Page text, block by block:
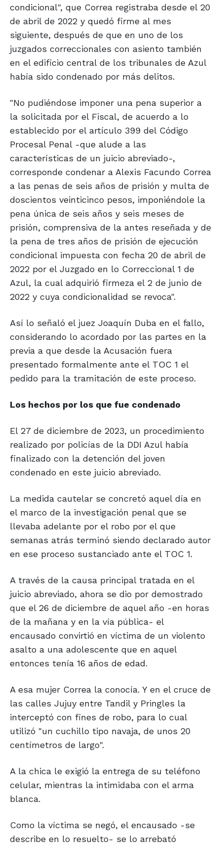
condicional", que Correa registraba desde el 20
de abril de 2022 y quedó firme al mes
siguiente, después de que en uno de los
juzgados correccionales con asiento también
en el edificio central de los tribunales de Azul
había sido condenado por más delitos.
"No pudiéndose imponer una pena superior a
la solicitada por el Fiscal, de acuerdo a lo
establecido por el artículo 399 del Código
Procesal Penal -que alude a las
características de un juicio abreviado-,
corresponde condenar a Alexis Facundo Correa
a las penas de seis años de prisión y multa de
doscientos veinticinco pesos, imponiéndole la
pena única de seis años y seis meses de
prisión, comprensiva de la antes reseñada y de
la pena de tres años de prisión de ejecución
condicional impuesta con fecha 20 de abril de
2022 por el Juzgado en lo Correccional 1 de
Azul, la cual adquirió firmeza el 2 de junio de
2022 y cuya condicionalidad se revoca".
Así lo señaló el juez Joaquín Duba en el fallo,
considerando lo acordado por las partes en la
previa a que desde la Acusación fuera
presentado formalmente ante el TOC 1 el
pedido para la tramitación de este proceso.
Los hechos por los que fue condenado
El 27 de diciembre de 2023, un procedimiento
realizado por policías de la DDI Azul había
finalizado con la detención del joven
condenado en este juicio abreviado.
La medida cautelar se concretó aquel día en
el marco de la investigación penal que se
llevaba adelante por el robo por el que
semanas atrás terminó siendo declarado autor
en ese proceso sustanciado ante el TOC 1.
A través de la causa principal tratada en el
juicio abreviado, ahora se dio por demostrado
que el 26 de diciembre de aquel año -en horas
de la mañana y en la vía pública- el
encausado convirtió en víctima de un violento
asalto a una adolescente que en aquel
entonces tenía 16 años de edad.
A esa mujer Correa la conocía. Y en el cruce de
las calles Jujuy entre Tandil y Pringles la
interceptó con fines de robo, para lo cual
utilizó "un cuchillo tipo navaja, de unos 20
centímetros de largo".
A la chica le exigió la entrega de su teléfono
celular, mientras la intimidaba con el arma
blanca.
Como la víctima se negó, el encausado -se
describe en lo resuelto- se lo arrebató